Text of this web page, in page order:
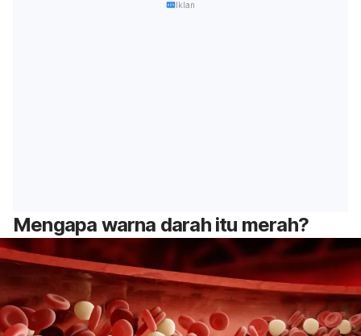
Iklan
Mengapa warna darah itu merah?